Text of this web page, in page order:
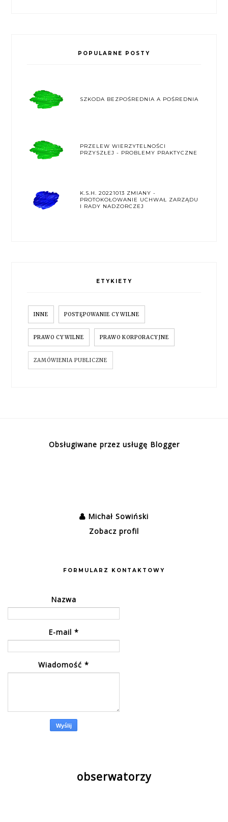
POPULARNE POSTY
SZKODA BEZPOŚREDNIA A POŚREDNIA
PRZELEW WIERZYTELNOŚCI
PRZYSZŁEJ - PROBLEMY PRAKTYCZNE
K.S.H. 20221013 ZMIANY -
PROTOKOŁOWANIE UCHWAŁ ZARZĄDU
I RADY NADZORCZEJ
ETYKIETY
INNE POSTĘPOWANIE CYWILNE
PRAWO CYWILNE PRAWO KORPORACYJNE
ZAMÓWIENIA PUBLICZNE
Obsługiwane przez usługę Blogger
Michał Sowiński
Zobacz profil
FORMULARZ KONTAKTOWY
Nazwa
E-mail *
Wiadomość *
obserwatorzy